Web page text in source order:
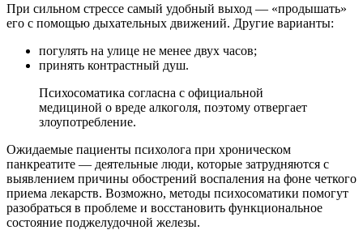
При сильном стрессе самый удобный выход — «продышать»
его с помощью дыхательных движений. Другие варианты:
погулять на улице не менее двух часов;
принять контрастный душ.
Психосоматика согласна с официальной
медициной о вреде алкоголя, поэтому отвергает
злоупотребление.
Ожидаемые пациенты психолога при хроническом
панкреатите — деятельные люди, которые затрудняются с
выявлением причины обострений воспаления на фоне четкого
приема лекарств. Возможно, методы психосоматики помогут
разобраться в проблеме и восстановить функциональное
состояние поджелудочной железы.